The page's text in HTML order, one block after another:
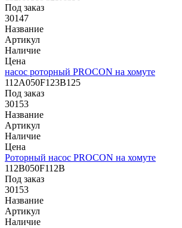
Под заказ
30147
Название
Артикул
Наличие
Цена
насос роторный PROCON на хомуте
112A050F123B125
Под заказ
30153
Название
Артикул
Наличие
Цена
Роторный насос PROCON на хомуте
112B050F112B
Под заказ
30153
Название
Артикул
Наличие